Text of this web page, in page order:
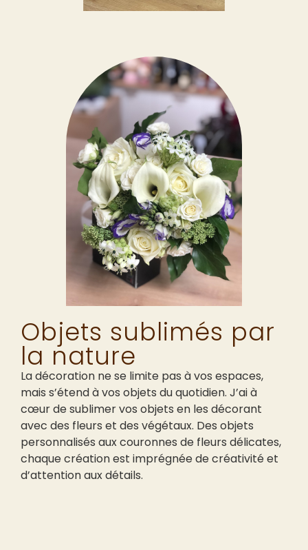
Objets sublimés par
la nature
La décoration ne se limite pas à vos espaces,
mais s’étend à vos objets du quotidien. J’ai à
cœur de sublimer vos objets en les décorant
avec des fleurs et des végétaux. Des objets
personnalisés aux couronnes de fleurs délicates,
chaque création est imprégnée de créativité et
d’attention aux détails.